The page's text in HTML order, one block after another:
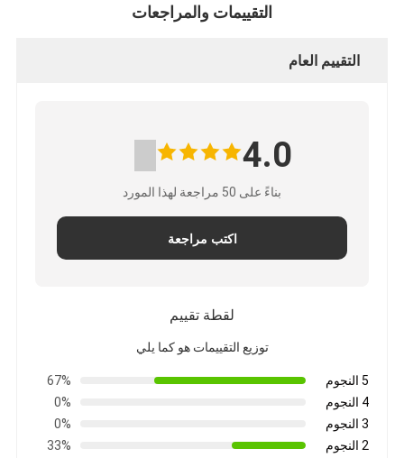
التقييمات والمراجعات
التقييم العام
4.0
بناءً على 50 مراجعة لهذا المورد
اكتب مراجعة
لقطة تقييم
توزيع التقييمات هو كما يلي
5 النجوم
67%
4 النجوم
0%
3 النجوم
0%
2 النجوم
33%